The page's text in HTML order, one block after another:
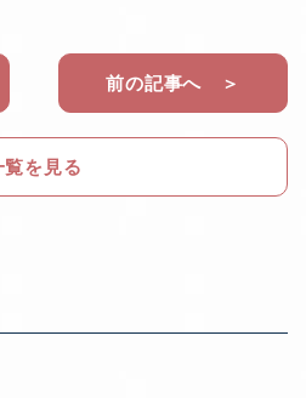
覧を見る
前の記事へ ＞